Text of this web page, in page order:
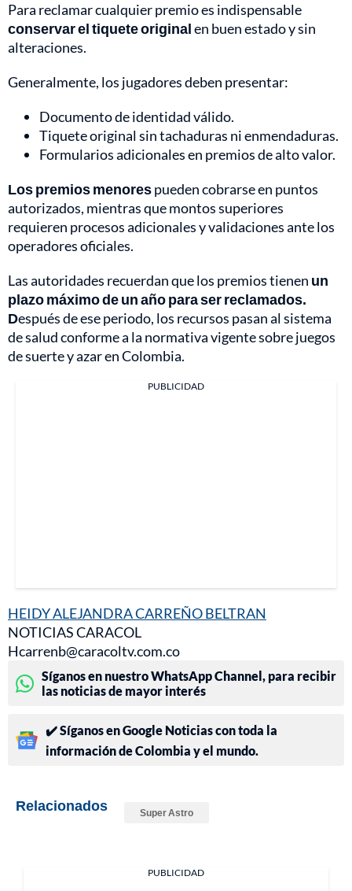
Para reclamar cualquier premio es indispensable
conservar el tiquete originalen buen estado y sin
alteraciones.
Generalmente, los jugadores deben presentar:
Documento de identidad válido.
Tiquete original sin tachaduras ni enmendaduras.
Formularios adicionales en premios de alto valor.
Los premios menorespueden cobrarse en puntos
autorizados, mientras que montos superiores
requieren procesos adicionales y validaciones ante los
operadores oficiales.
Las autoridades recuerdan que los premios tienen un
plazo máximo de un año para ser reclamados.
Después de ese periodo, los recursos pasan al sistema
de salud conforme a la normativa vigente sobre juegos
de suerte y azar en Colombia.
PUBLICIDAD
HEIDY ALEJANDRA CARREÑO BELTRAN
NOTICIAS CARACOL
Hcarrenb@caracoltv.com.co
Síganos en nuestro WhatsApp Channel, para recibir
las noticias de mayor interés
✔️ Síganos en Google Noticias con toda la
información de Colombia y el mundo.
Relacionados Super Astro
PUBLICIDAD